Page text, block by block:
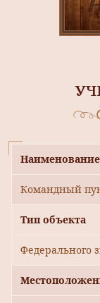
Командный
Тип объекта
Федерального